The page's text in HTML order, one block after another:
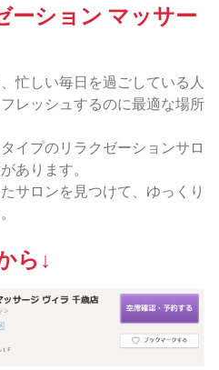
ーション マッサー
忙しい毎日を過ごしている人
レッシュするのに最適な場所
イプのリラクゼーションサロ
あります。
サロンを見つけて、ゆっくり
ら↓